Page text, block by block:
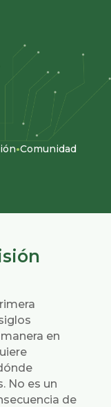
·Comunidad
en
No es un
de